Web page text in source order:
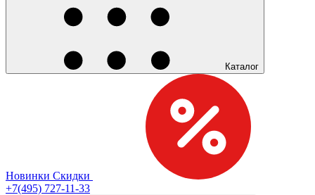
Каталог
Новинки Скидки
+7(495) 727-11-33